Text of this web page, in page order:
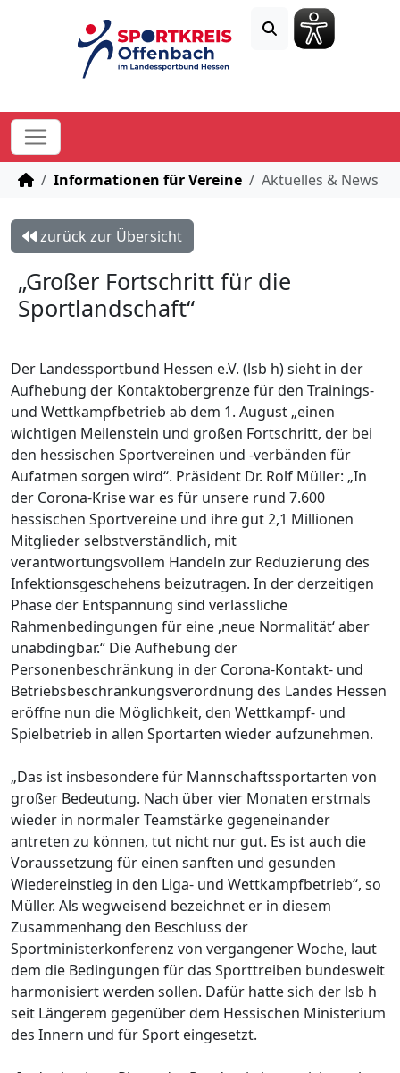
STARTSEITE
Informationen für Vereine Aktuelles & News
zurück zur Übersicht
„Großer Fortschritt für die
Sportlandschaft“
Der Landessportbund Hessen e.V. (lsb h) sieht in der
Aufhebung der Kontaktobergrenze für den Trainings-
und Wettkampfbetrieb ab dem 1. August „einen
wichtigen Meilenstein und großen Fortschritt, der bei
den hessischen Sportvereinen und -verbänden für
Aufatmen sorgen wird“. Präsident Dr. Rolf Müller: „In
der Corona-Krise war es für unsere rund 7.600
hessischen Sportvereine und ihre gut 2,1 Millionen
Mitglieder selbstverständlich, mit
verantwortungsvollem Handeln zur Reduzierung des
Infektionsgeschehens beizutragen. In der derzeitigen
Phase der Entspannung sind verlässliche
Rahmenbedingungen für eine ,neue Normalität‘ aber
unabdingbar.“ Die Aufhebung der
Personenbeschränkung in der Corona-Kontakt- und
Betriebsbeschränkungsverordnung des Landes Hessen
eröffne nun die Möglichkeit, den Wettkampf- und
Spielbetrieb in allen Sportarten wieder aufzunehmen.
„Das ist insbesondere für Mannschaftssportarten von
großer Bedeutung. Nach über vier Monaten erstmals
wieder in normaler Teamstärke gegeneinander
antreten zu können, tut nicht nur gut. Es ist auch die
Voraussetzung für einen sanften und gesunden
Wiedereinstieg in den Liga- und Wettkampfbetrieb“, so
Müller. Als wegweisend bezeichnet er in diesem
Zusammenhang den Beschluss der
Sportministerkonferenz von vergangener Woche, laut
dem die Bedingungen für das Sporttreiben bundesweit
harmonisiert werden sollen. Dafür hatte sich der lsb h
seit Längerem gegenüber dem Hessischen Ministerium
des Innern und für Sport eingesetzt.